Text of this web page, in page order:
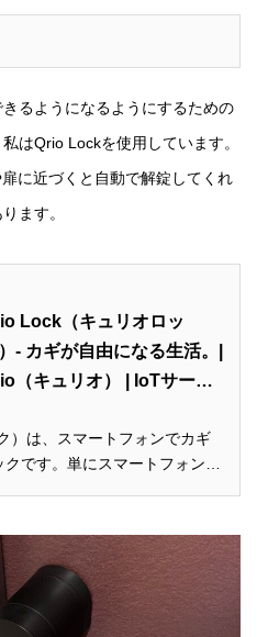
りです アームとヘッドを動
す テーブルランプとして使
こともできます
るようになるようにするための
はQrio Lockを使用しています。
に近づくと自動で解錠してくれ
ます。
Lock（キュリオロッ
- カギが自由になる生活。|
（キュリオ） | IoTサービ
ーションズ
）は、スマートフォンでカギ
です。単にスマートフォンで